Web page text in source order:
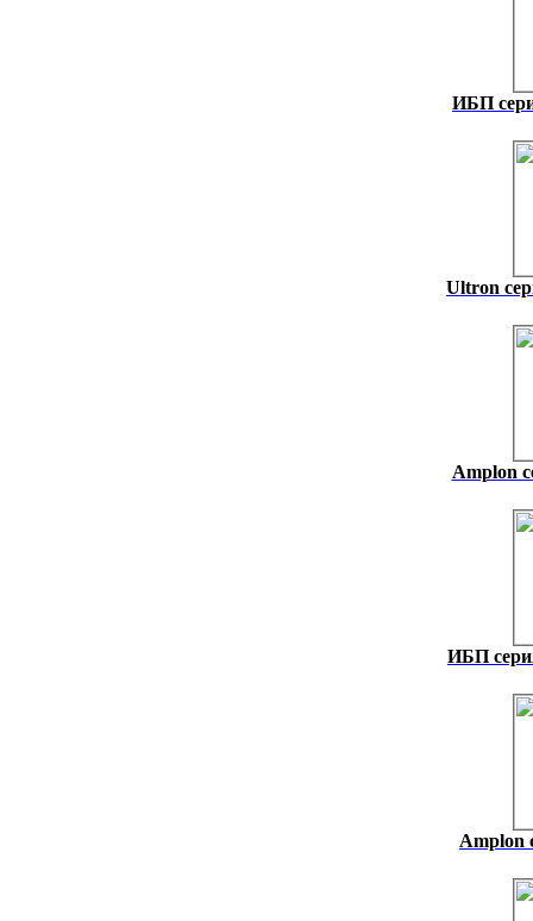
ИБП
Ultron
Amplon
ИБП
Amplon